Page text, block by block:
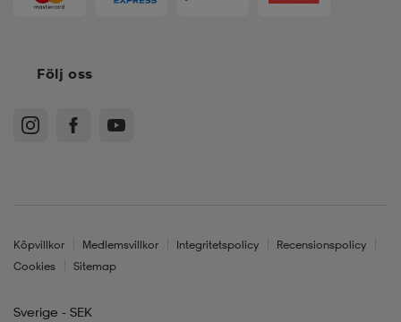
Följ oss
Köpvillkor Medlemsvillkor Integritetspolicy
Recensionspolicy
Cookies
Sitemap
Sverige - SEK